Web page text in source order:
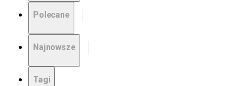
Polecane
Najnowsze
Tagi